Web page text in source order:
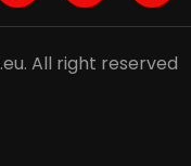
All right reserved